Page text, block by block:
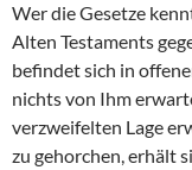
Wer die Gesetze
Alten Testaments
befindet sich in
nichts von Ihm
verzweifelten Lage
zu gehorchen, erhält